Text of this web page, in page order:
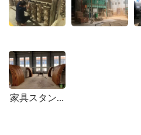
家具スタンドが完成した後、クリアハンドガードバーニッシュで塗装されます。